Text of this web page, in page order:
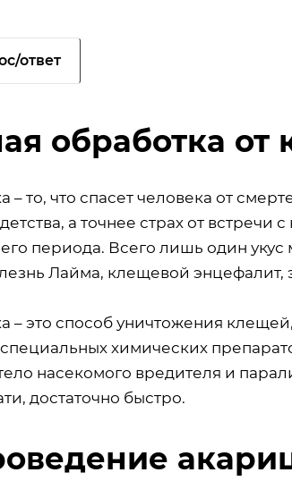
ответ
обработка от
– то, что спасет человека от
а точнее страх от
периода. Всего лишь один
Лайма, клещевой энцефалит,
– это способ уничтожения
химических
насекомого вредителя и
достаточно быстро.